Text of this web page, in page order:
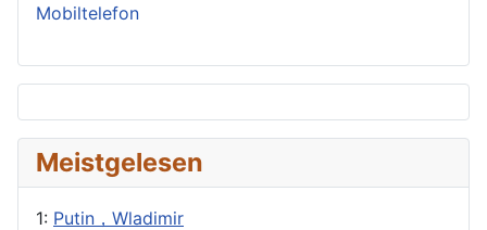
Mobiltelefon
Meistgelesen
1: Putin，Wladimir